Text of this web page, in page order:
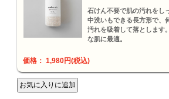
石けん不要で肌の汚れをし
中洗いもできる長方形で、
汚れを吸着して落とします
な肌に最適。
価格： 1,980円(税込)